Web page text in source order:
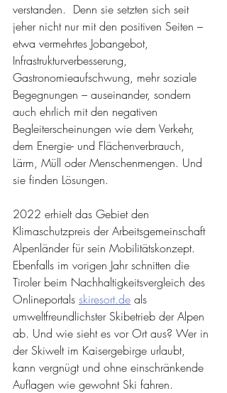
verstanden.  Denn sie setzten sich seit
jeher nicht nur mit den positiven Seiten –
etwa vermehrtes Jobangebot,
Infrastrukturverbesserung,
Gastronomieaufschwung, mehr soziale
Begegnungen – auseinander, sondern
auch ehrlich mit den negativen
Begleiterscheinungen wie dem Verkehr,
dem Energie- und Flächenverbrauch,
Lärm, Müll oder Menschenmengen. Und
sie finden Lösungen.
2022 erhielt das Gebiet den
Klimaschutzpreis der Arbeitsgemeinschaft
Alpenländer für sein Mobilitätskonzept.
Ebenfalls im vorigen Jahr schnitten die
Tiroler beim Nachhaltigkeitsvergleich des
Onlineportals skiresort.de als
umweltfreundlichster Skibetrieb der Alpen
ab. Und wie sieht es vor Ort aus? Wer in
der Skiwelt im Kaisergebirge urlaubt,
kann vergnügt und ohne einschränkende
Auflagen wie gewohnt Ski fahren.